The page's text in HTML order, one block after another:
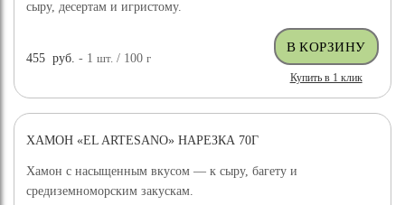
сыру, десертам и игристому.
455 руб. - 1шт. / 100г
Купить в 1 клик
ХАМОН «EL ARTESANO» НАРЕЗКА 70Г
Хамон с насыщенным вкусом — к сыру, багету и
средиземноморским закускам.